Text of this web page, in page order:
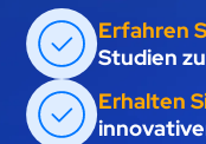
Erfahren
Studien
Erhalten